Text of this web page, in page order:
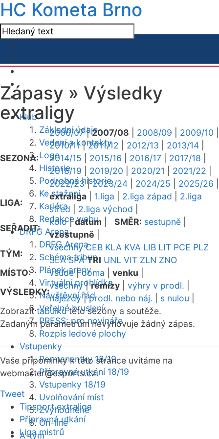
HC Kometa Brno
Klub
Základní údaje
Vedení a kontakty
Logo
Historie
Podrobná historie
Ke stažení
Kariéra
Redakce webu
DRFG Arena
DRFG Arena
Schéma tribun
Plánek areny
Virtuální prohlídka
Návštěvní řád
Veřejné bruslení
PRESS: pro novináře
Rozpis ledové plochy
Vstupenky
Permanentky 18/19
Přípravná utkání 18/19
Vstupenky 18/19
Uvolňování míst
Zvýhodněné
On-line
A-tým
Zápasy » Výsledky
extraligy
SEZONA:
2006/07|2007/08 2008/09 2009/10
2010/11|2011/12 2012/13 2013/14
2014/15
2015/16 2016/17 2017/18
2018/19
2019/20 2020/21 2021/22
2022/23|2023/24 2024/25 2025/26
LIGA:
extraliga 1.liga 2.liga západ
2.liga
střed
2.liga východ
SEŘADIT:
kolo|datum SMĚR: sestupně
vzestupně
TÝM:
všechny CEB KLA KVA LIB LIT PCE PLZ
SLA SPA TRI UNL VIT ZLN ZNO
MÍSTO:
všude|doma venku
VÝSLEDKY:
všechny|remízy výhry v prodl.
nájezdy|prodl. nebo náj. s nulou
Zobrazittabulkutéto sezóny a soutěže.
Zadaným parametrům nevyhovuje žádný zápas.
Vaše připomínky k této stránce uvítáme na
webmaster@esports.cz.
Tweet
Tipsport extraliga
Přípravná utkání
Liga mistrů